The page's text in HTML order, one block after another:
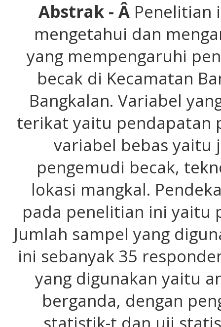
Abstrak - Â Penelitian
mengetahui dan
yang mempengaruhi
becak di Kecamatan
Bangkalan. Variabel
terikat yaitu pendapatan
variabel bebas yaitu
pengemudi becak,
lokasi mangkal.
pada penelitian ini
Jumlah sampel yang
ini sebanyak 35
yang digunakan yaitu
berganda, dengan